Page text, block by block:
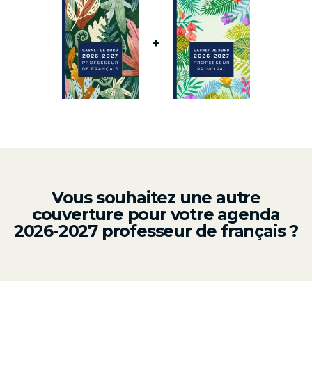
+
Vous souhaitez une autre
couverture pour votre agenda
2026-2027 professeur de français ?